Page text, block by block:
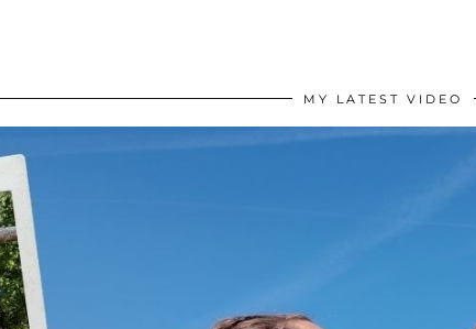
MY LATEST VIDEO